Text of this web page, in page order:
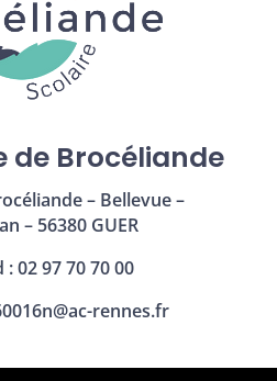
de Brocéliande
– Bellevue –
– 56380 GUER
02 97 70 70 00
rennes.fr